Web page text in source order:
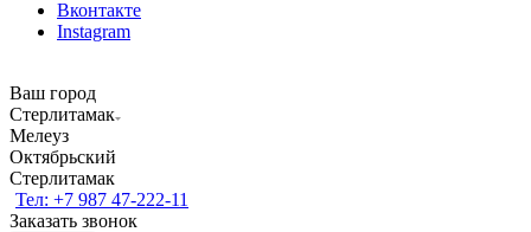
Вконтакте
Instagram
Ваш город
Стерлитамак
Мелеуз
Октябрьский
Стерлитамак
Тел: +7 987 47-222-11
Заказать звонок